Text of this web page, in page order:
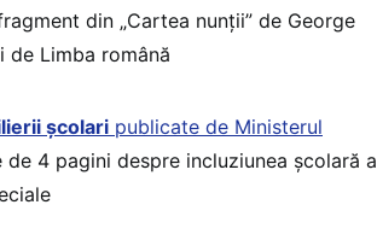
din „Cartea nunții” de George
de Limba română
școlari publicate de Ministerul
de 4 pagini despre incluziunea școlară a